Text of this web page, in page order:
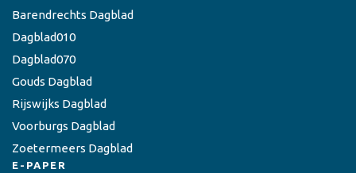
Barendrechts Dagblad
Dagblad010
Dagblad070
Gouds Dagblad
Rijswijks Dagblad
Voorburgs Dagblad
Zoetermeers Dagblad
E-PAPER